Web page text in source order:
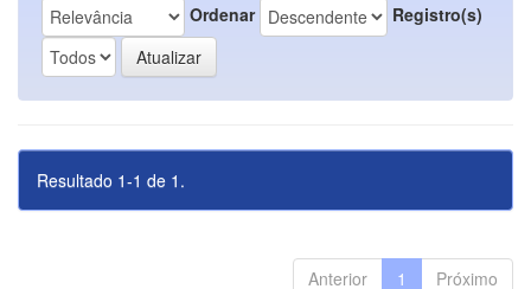
Ordenar
Registro(s)
Resultado 1-1 de 1.
Anterior 1 Próximo